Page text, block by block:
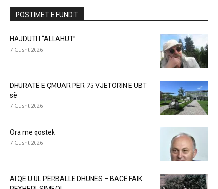
POSTIMET E FUNDIT
HAJDUTI I “ALLAHUT”
7 Gusht 2026
DHURATË E ÇMUAR PËR 75 VJETORIN E UBT-
së
7 Gusht 2026
Ora me qostek
7 Gusht 2026
AI QË U UL PËRBALLË DHUNËS – BACË FAIK